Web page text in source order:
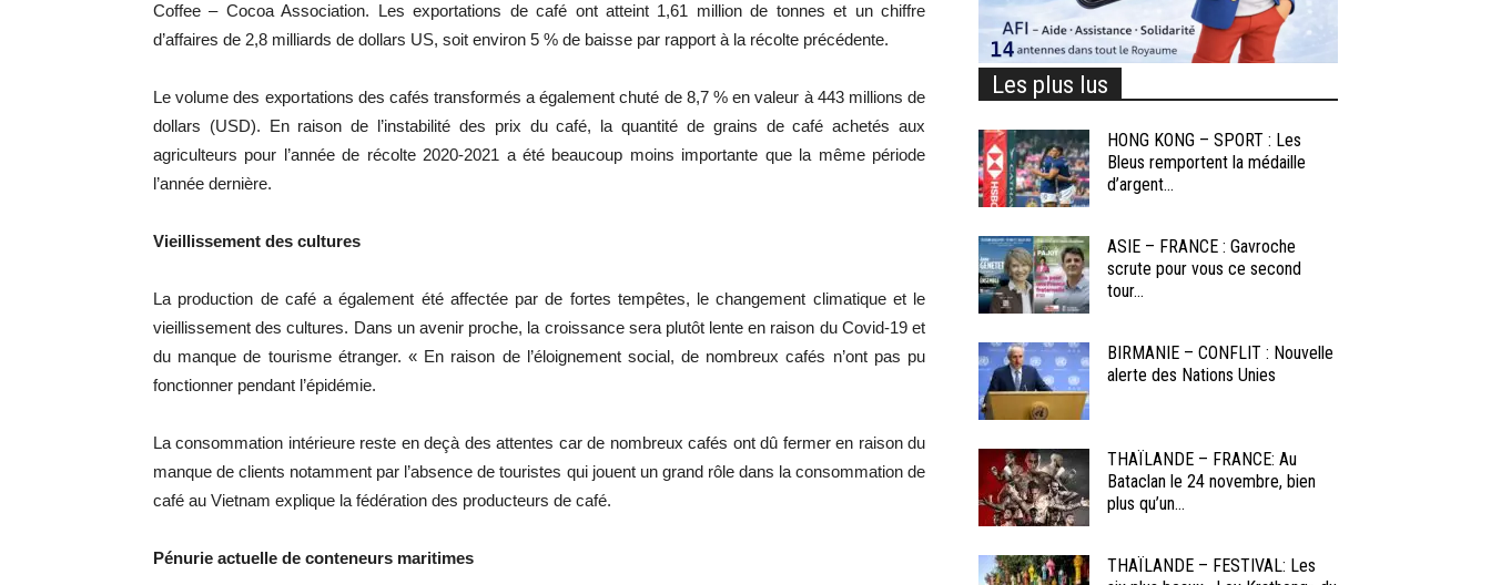
Coffee – Cocoa Association. Les exportations de café ont atteint 1,61 million de tonnes et un chiffre
d’affaires de 2,8 milliards de dollars US, soit environ 5 % de baisse par rapport à la récolte précédente.
Le volume des exportations des cafés transformés a également chuté de 8,7 % en valeur à 443 millions de
dollars (USD). En raison de l’instabilité des prix du café, la quantité de grains de café achetés aux
agriculteurs pour l’année de récolte 2020-2021 a été beaucoup moins importante que la même période
l’année dernière.
Vieillissement des cultures
La production de café a également été affectée par de fortes tempêtes, le changement climatique et le
vieillissement des cultures. Dans un avenir proche, la croissance sera plutôt lente en raison du Covid-19 et
du manque de tourisme étranger. « En raison de l’éloignement social, de nombreux cafés n’ont pas pu
fonctionner pendant l’épidémie.
La consommation intérieure reste en deçà des attentes car de nombreux cafés ont dû fermer en raison du
manque de clients notamment par l’absence de touristes qui jouent un grand rôle dans la consommation de
café au Vietnam explique la fédération des producteurs de café.
Pénurie actuelle de conteneurs maritimes
Les plus lus
HONG KONG – SPORT : Les
Bleus remportent la médaille
d’argent...
ASIE – FRANCE : Gavroche
scrute pour vous ce second
tour...
BIRMANIE – CONFLIT : Nouvelle
alerte des Nations Unies
THAÏLANDE – FRANCE: Au
Bataclan le 24 novembre, bien
plus qu’un...
THAÏLANDE – FESTIVAL: Les